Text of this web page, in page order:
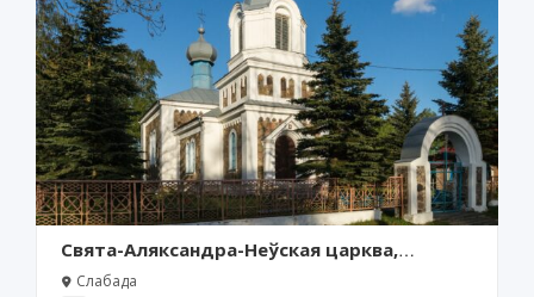
Свята-Аляксандра-Неўская царква,
Слабада
Слабада